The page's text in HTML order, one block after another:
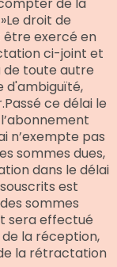
droit de
exercé en
ci-joint et
de toute autre
d'ambiguïté,
ce délai le
n’exempte pas
sommes dues,
dans le délai
est
sommes
sera effectué
la réception,
la rétractation